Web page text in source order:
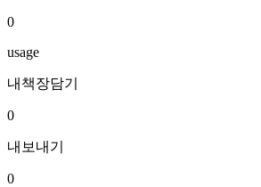
0
usage
내책장담기
0
내보내기
0